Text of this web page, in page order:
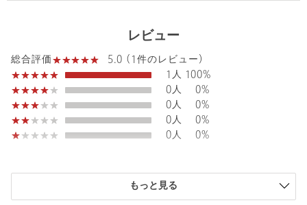
店舗へお問い合わせの際は、全国のgreen label relaxing各店舗ま
で下記の品名/品番をお申し付けください。
品名：★KELTY CHILDDAYPACK 11L 品番：38324000039
商品詳細
注文キャンセル 対象商品
対象外商品 裾上げについて
レビュー
総合評価
5.0 (1件のレビュー)
1人 100%
0人
0%
0人
0%
0人
0%
0人
0%
もっと見る